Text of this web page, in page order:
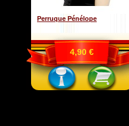
Perruque Pénélope
4,90 €